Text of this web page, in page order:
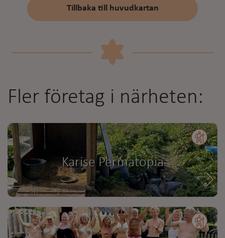
Tillbaka till huvudkartan
Fler företag i närheten:
Karise Permatopia